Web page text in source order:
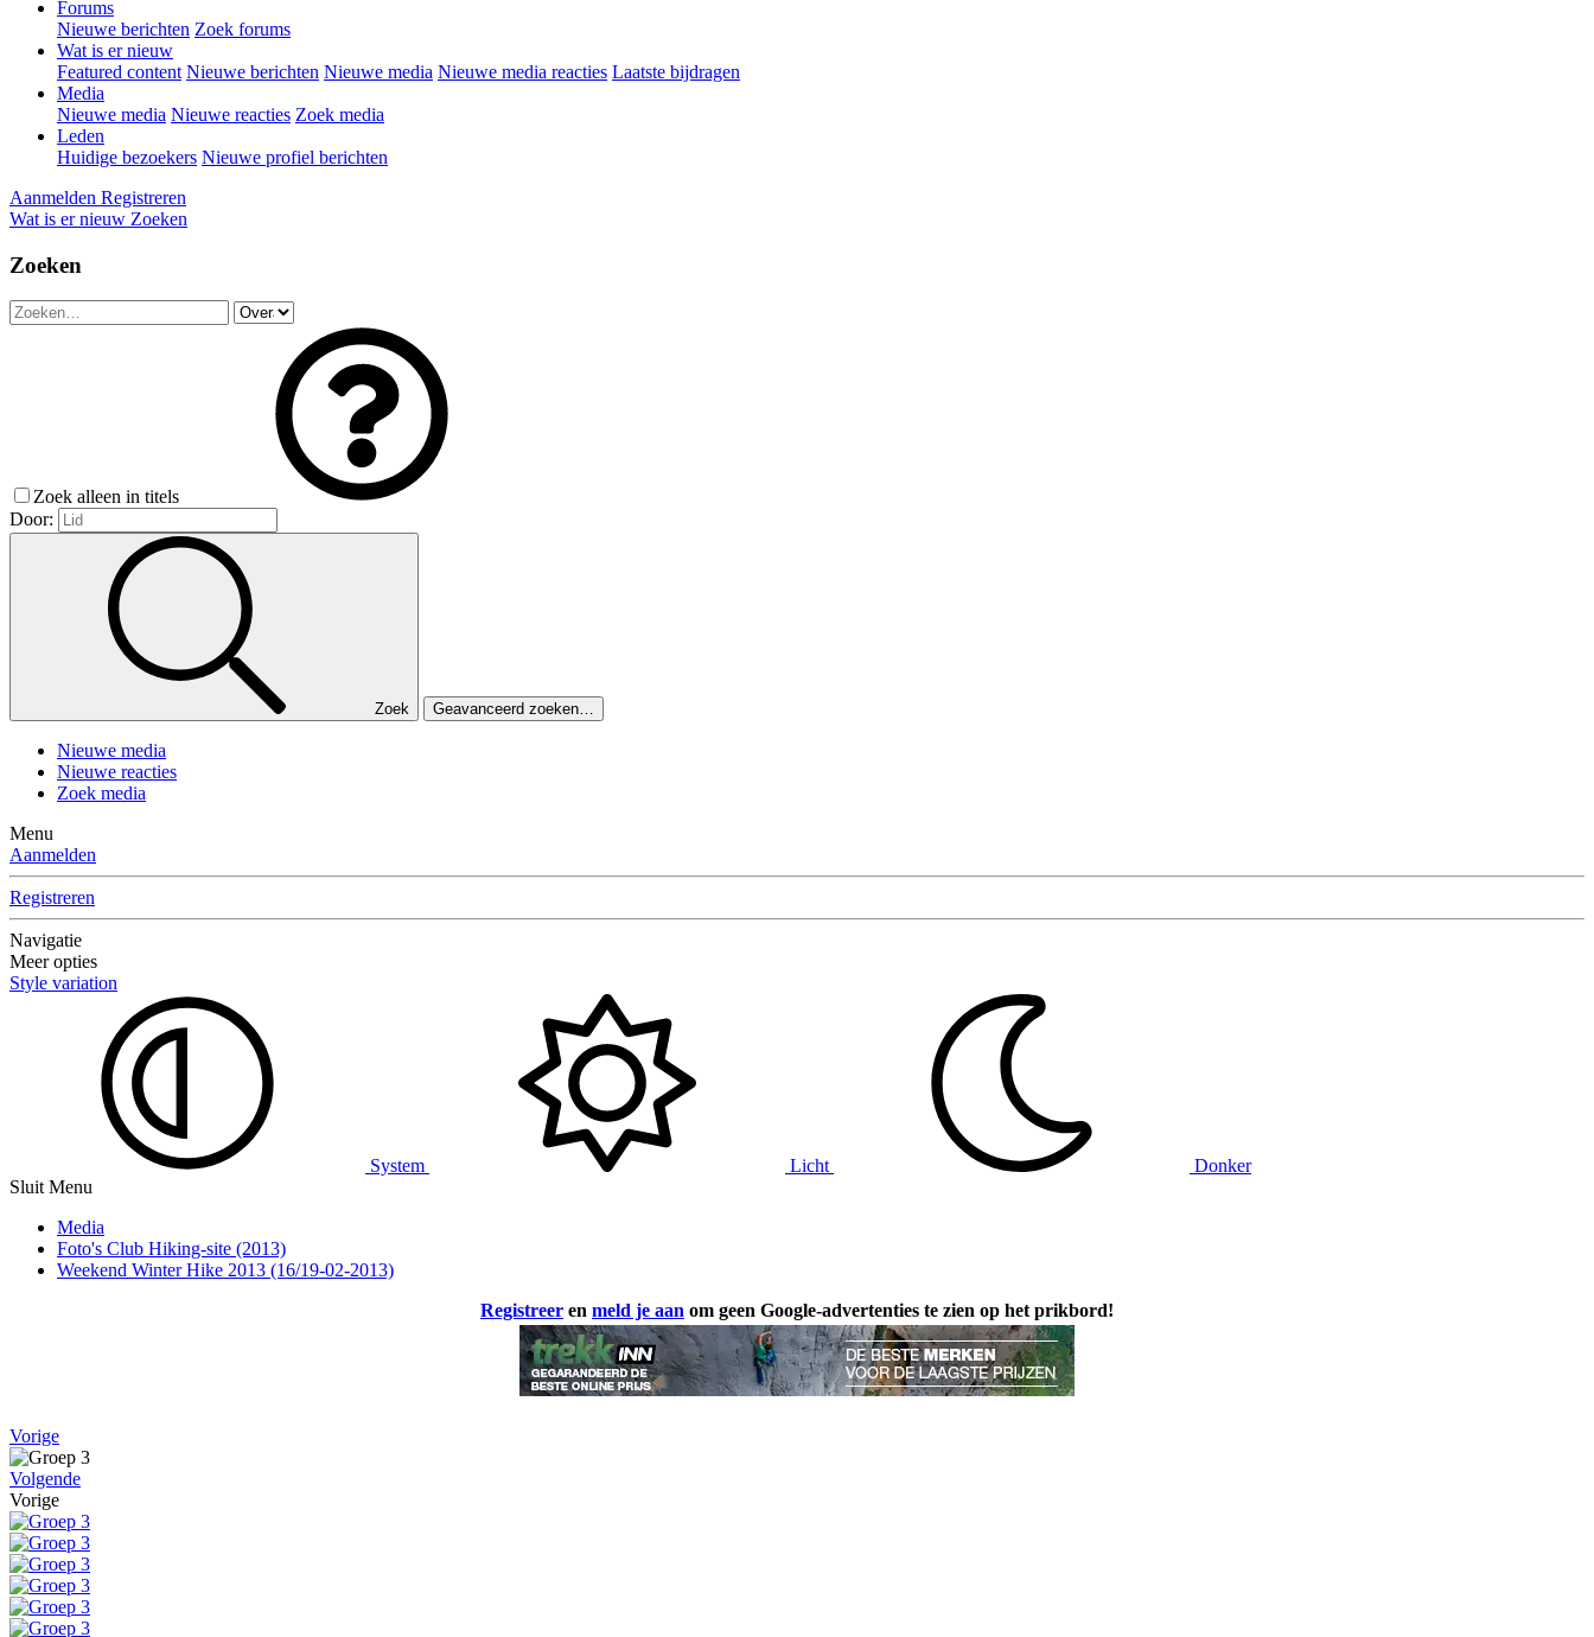
Forums
Nieuwe berichten Zoek forums
Wat is er nieuw
Featured content Nieuwe berichten Nieuwe media Nieuwe media reacties Laatste bijdragen
Media
Nieuwe media Nieuwe reacties Zoek media
Leden
Huidige bezoekers Nieuwe profiel berichten
Aanmelden Registreren
Wat is er nieuw Zoeken
Zoeken
Zoek alleen in titels
Door:
Zoek Geavanceerd zoeken…
Nieuwe media
Nieuwe reacties
Zoek media
Menu
Aanmelden
Registreren
Navigatie
Meer opties
Style variation
System Licht
Donker
Sluit Menu
Media
Foto's Club Hiking-site (2013)
Weekend Winter Hike 2013 (16/19-02-2013)
Registreer en meld je aan om geen Google-advertenties te zien op het prikbord!
Vorige
Volgende
Vorige